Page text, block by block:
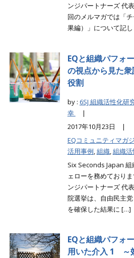
ンジパートナーズ 代
回のメルマガでは「
果編）」について記
EQと組織パフォ
の視点から見た
役割
by : 6SJ 組織活性化研
幸
|
2017年10月23日 |
EQコミュニティマガ
活用事例 組織 組織活
Six Seconds Japan
ェローを務めており
ンジパートナーズ 代
院選挙は、自由民主
を確保した結果に […]
EQと組織パフォ
用いた介入 1 ～